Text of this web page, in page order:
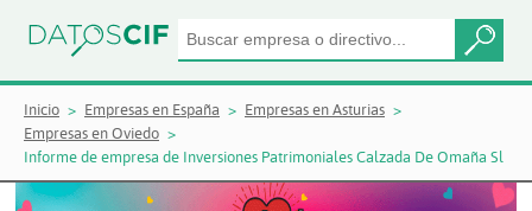
Inicio Empresas en España
Empresas en Asturias
Empresas en Oviedo
Informe de empresa de Inversiones Patrimoniales Calzada De Omaña Sl